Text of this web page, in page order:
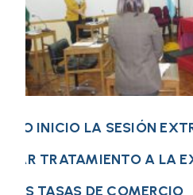
DIO INICIO LA SESIÓN
DAR TRATAMIENTO A LA
LAS TASAS DE COMERCIO